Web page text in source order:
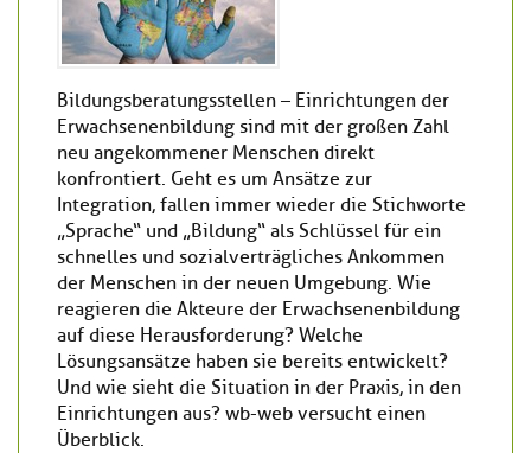
Bildungsberatungsstellen – Einrichtungen der
Erwachsenenbildung sind mit der großen Zahl
neu angekommener Menschen direkt
konfrontiert. Geht es um Ansätze zur
Integration, fallen immer wieder die Stichworte
„Sprache“ und „Bildung“ als Schlüssel für ein
schnelles und sozialverträgliches Ankommen
der Menschen in der neuen Umgebung. Wie
reagieren die Akteure der Erwachsenenbildung
auf diese Herausforderung? Welche
Lösungsansätze haben sie bereits entwickelt?
Und wie sieht die Situation in der Praxis, in den
Einrichtungen aus? wb-web versucht einen
Überblick.